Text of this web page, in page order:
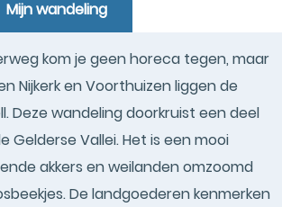
Mijn wandeling
kom je geen horeca tegen, maar
Nijkerk en Voorthuizen liggen de
Deze wandeling doorkruist een deel
Vallei. Het is een mooi
akkers en weilanden omzoomd
De landgoederen kenmerken